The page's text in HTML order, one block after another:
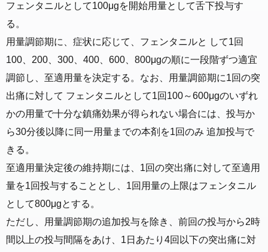
フェンタニルとして100μgを開始用量として舌下投与す
る。
用量調節期に、症状に応じて、フェンタニルと して1回
100、200、300、400、600、800μgの順に一段階ずつ適宜
調節し、至適用量を決定する。なお、用量調節期に1回の突
出痛に対して フェンタニルとして1回100～600μgのいずれ
かの用量で十分な鎮痛効果が得られない場合には、投与か
ら30分後以降に同一用量までの本剤を1回のみ 追加投与で
きる。
至適用量決定後の維持期には、1回の突出痛に対して至適用
量を1回投与することとし、1回用量の上限はフェンタニル
として800μgとする。
ただし、用量調節期の追加投与を除き、前回の投与から2時
間以上の投与間隔をあけ、1日あたり4回以下の突出痛に対